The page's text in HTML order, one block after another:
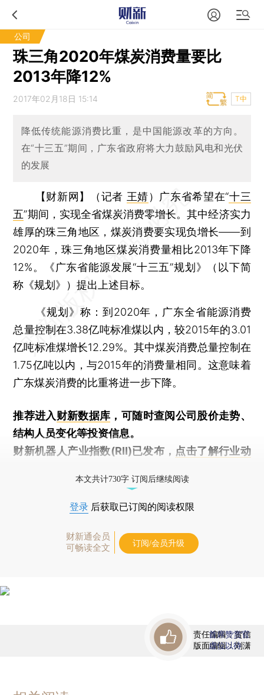
公司
珠三角2020年煤炭消费量要比
2013年降12%
2017年02月18日 15:14 T中
降低传统能源消费比重，是中国能源改革的方向。
在“十三五”期间，广东省政府将大力鼓励风电和光伏
的发展
【财新网】（记者 王婧） 广东省希望在“十三
五”期间，实现全省煤炭消费零增长。其中经济实力
雄厚的珠三角地区，煤炭消费要实现负增长——到
2020年，珠三角地区煤炭消费量相比2013年下降
12%。《广东省能源发展“十三五”规划》（以下简
称《规划》）提出上述目标。
《规划》称：到2020年，广东全省能源消费
总量控制在3.38亿吨标准煤以内，较2015年的3.01
亿吨标准煤增长12.29%。其中煤炭消费总量控制在
1.75亿吨以内，与2015年的消费量相同。这意味着
广东煤炭消费的比重将进一步下降。
推荐进入财新数据库 ，可随时查阅公司股价走势、
结构人员变化等投资信息。
财新机器人产业指数(RII)已发布， 点击了解行业动
本文共计730字 订阅后继续阅读
登录 后获取已订阅的阅读权限
财新通会员
可畅读全文
订阅/会员升级
责任编辑：贺信
版面编辑：刘潇
首席赞赏官
虚位以待